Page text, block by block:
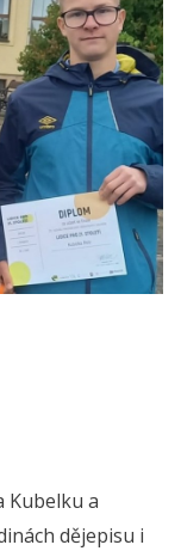
Kubelku a
dějepisu i